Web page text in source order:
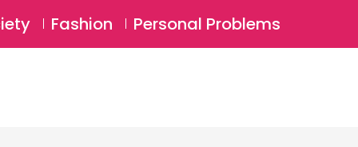
Login ⚲
Fashion Personal Problems